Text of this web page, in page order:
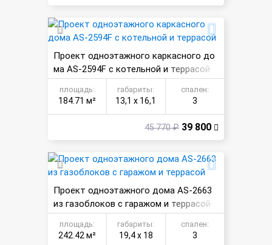
Проект одноэтажного каркасного до
ма AS-2594F с котельной и террасой
площадь:
184.71 м²
габариты:
13,1 х 16,1
спален:
3
45 770 ₽ 39 800
Проект одноэтажного дома AS-2663
из газоблоков с гаражом и террасой
площадь:
242.42 м²
габариты:
19,4 х 18
спален:
3